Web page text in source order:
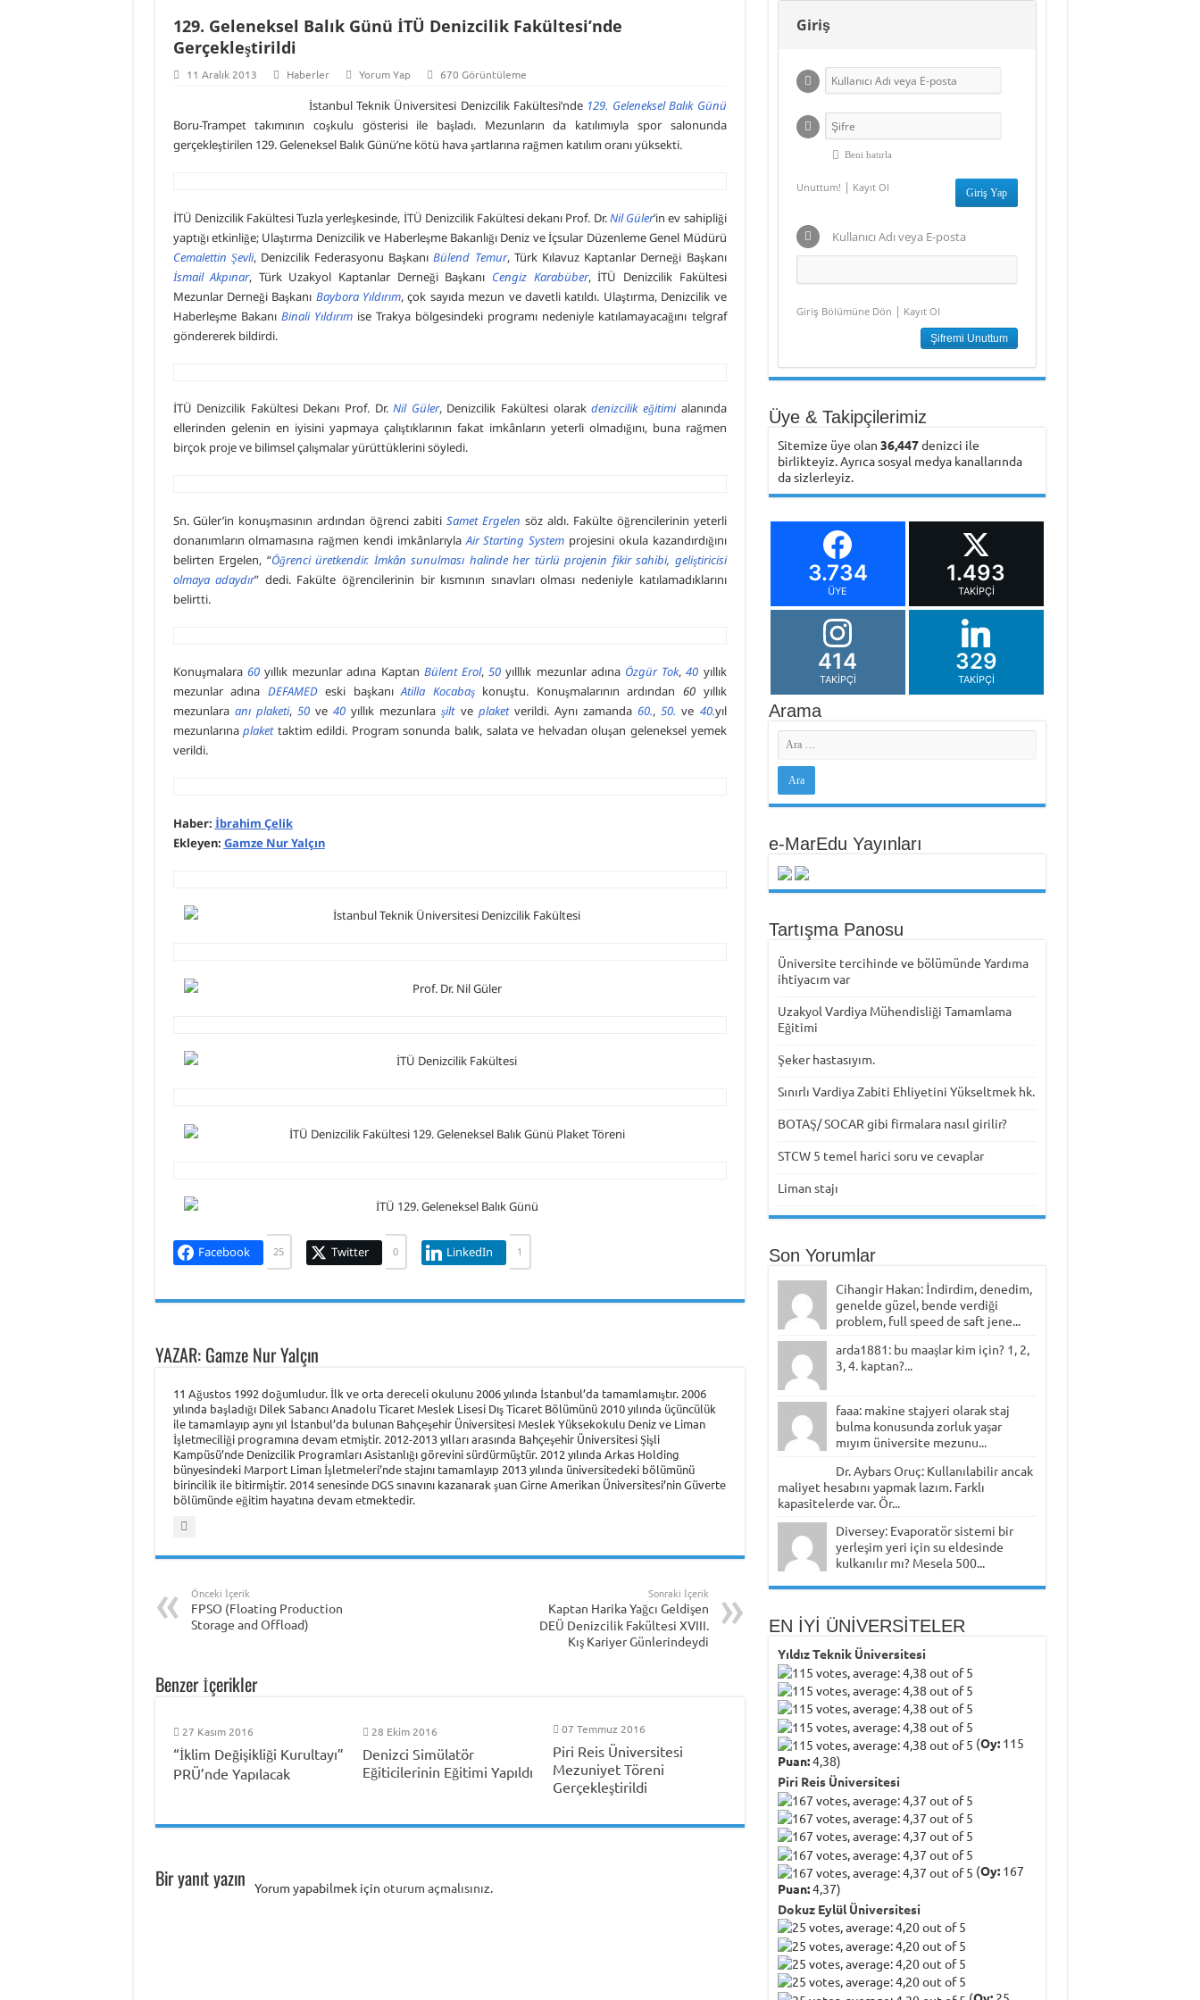
ve Akademik
Yaşam
Arsa Satışı
Öğrenci Yorumu
129. Geleneksel Balık Günü İTÜ Denizcilik Fakültesi’nde
Gerçekleştirildi
11 Aralık 2013 Haberler Yorum Yap 670 Görüntüleme
İstanbul Teknik Üniversitesi Denizcilik Fakültesi’nde 129. Geleneksel Balık Günü
Boru-Trampet takımının coşkulu gösterisi ile başladı. Mezunların da katılımıyla spor salonunda
gerçekleştirilen 129. Geleneksel Balık Günü’ne kötü hava şartlarına rağmen katılım oranı yüksekti.
İTÜ Denizcilik Fakültesi Tuzla yerleşkesinde, İTÜ Denizcilik Fakültesi dekanı Prof. Dr.Nil Güler’in ev sahipliği
yaptığı etkinliğe; Ulaştırma Denizcilik ve Haberleşme Bakanlığı Deniz ve İçsular Düzenleme Genel Müdürü
Cemalettin Şevli, Denizcilik Federasyonu BaşkanıBülend Temur, Türk Kılavuz Kaptanlar Derneği Başkanı
İsmail Akpınar, Türk Uzakyol Kaptanlar Derneği Başkanı Cengiz Karabüber, İTÜ Denizcilik Fakültesi
Mezunlar Derneği Başkanı Baybora Yıldırım, çok sayıda mezun ve davetli katıldı. Ulaştırma, Denizcilik ve
Haberleşme Bakanı Binali Yıldırımise Trakya bölgesindeki programı nedeniyle katılamayacağını telgraf
göndererek bildirdi.
İTÜ Denizcilik Fakültesi Dekanı Prof. Dr.Nil Güler, Denizcilik Fakültesi olarakdenizcilik eğitimialanında
ellerinden gelenin en iyisini yapmaya çalıştıklarının fakat imkânların yeterli olmadığını, buna rağmen
birçok proje ve bilimsel çalışmalar yürüttüklerini söyledi.
Sn. Güler’in konuşmasının ardından öğrenci zabiti Samet Ergelen söz aldı. Fakülte öğrencilerinin yeterli
donanımların olmamasına rağmen kendi imkânlarıyla Air Starting System projesini okula kazandırdığını
belirten Ergelen, “Öğrenci üretkendir. İmkân sunulması halinde her türlü projenin fikir sahibi, geliştiricisi
olmaya adaydır” dedi. Fakülte öğrencilerinin bir kısmının sınavları olması nedeniyle katılamadıklarını
belirtti.
Konuşmalara 60yıllık mezunlar adına Kaptan Bülent Erol,50 yılllık mezunlar adına Özgür Tok,40 yıllık
mezunlar adına DEFAMEDeski başkanıAtilla Kocabaşkonuştu. Konuşmalarının ardından 60yıllık
mezunlara anı plaketi, 50 ve40 yıllık mezunlaraşilt ve plaket verildi. Aynı zamanda60.,50.ve 40.yıl
mezunlarınaplaket taktim edildi. Program sonunda balık, salata ve helvadan oluşan geleneksel yemek
verildi.
Haber: İbrahim Çelik
Ekleyen: Gamze Nur Yalçın
Facebook 25 Twitter 0 LinkedIn 1
YAZAR: Gamze Nur Yalçın
11 Ağustos 1992 doğumludur. İlk ve orta dereceli okulunu 2006 yılında İstanbul’da tamamlamıştır. 2006
yılında başladığı Dilek Sabancı Anadolu Ticaret Meslek Lisesi Dış Ticaret Bölümünü 2010 yılında üçüncülük
ile tamamlayıp aynı yıl İstanbul’da bulunan Bahçeşehir Üniversitesi Meslek Yüksekokulu Deniz ve Liman
İşletmeciliği programına devam etmiştir. 2012-2013 yılları arasında Bahçeşehir Üniversitesi Şişli
Kampüsü’nde Denizcilik Programları Asistanlığı görevini sürdürmüştür. 2012 yılında Arkas Holding
bünyesindeki Marport Liman İşletmeleri’nde stajını tamamlayıp 2013 yılında üniversitedeki bölümünü
birincilik ile bitirmiştir. 2014 senesinde DGS sınavını kazanarak şuan Girne Amerikan Üniversitesi’nin Güverte
bölümünde eğitim hayatına devam etmektedir.
Önceki İçerik
FPSO (Floating Production
Storage and Offload)
Sonraki İçerik
Kaptan Harika Yağcı Geldişen
DEÜ Denizcilik Fakültesi XVIII.
Kış Kariyer Günlerindeydi
Benzer İçerikler
27 Kasım 2016
“İklim Değişikliği Kurultayı”
PRÜ’nde Yapılacak
28 Ekim 2016
Denizci Simülatör
Eğiticilerinin Eğitimi Yapıldı
07 Temmuz 2016
Piri Reis Üniversitesi
Mezuniyet Töreni
Gerçekleştirildi
Bir yanıt yazın Yorum yapabilmek için oturum açmalısınız.
Giriş
Beni hatırla
Unuttum! | Kayıt Ol
Kullanıcı Adı veya E-posta
Giriş Bölümüne Dön | Kayıt Ol
Üye & Takipçilerimiz
Sitemize üye olan 36,447denizci ile
birlikteyiz. Ayrıca sosyal medya kanallarında
da sizlerleyiz.
3.734
ÜYE
1.493
TAKIPÇI
414
TAKIPÇI
329
TAKIPÇI
Arama
e-MarEdu Yayınları
Tartışma Panosu
Üniversite tercihinde ve bölümünde Yardıma
ihtiyacım var
Uzakyol Vardiya Mühendisliği Tamamlama
Eğitimi
Şeker hastasıyım.
Sınırlı Vardiya Zabiti Ehliyetini Yükseltmek hk.
BOTAŞ/ SOCAR gibi firmalara nasıl girilir?
STCW 5 temel harici soru ve cevaplar
Liman stajı
Son Yorumlar
Cihangir Hakan: İndirdim, denedim,
genelde güzel, bende verdiği
problem, full speed de saft jene...
arda1881: bu maaşlar kim için? 1, 2,
3, 4. kaptan?...
faaa: makine stajyeri olarak staj
bulma konusunda zorluk yaşar
mıyım üniversite mezunu...
Dr. Aybars Oruç: Kullanılabilir ancak
maliyet hesabını yapmak lazım. Farklı
kapasitelerde var. Ör...
Diversey: Evaporatör sistemi bir
yerleşim yeri için su eldesinde
kulkanılır mı? Mesela 500...
EN İYİ ÜNİVERSİTELER
Yıldız Teknik Üniversitesi
(Oy:115
Puan:4,38)
Piri Reis Üniversitesi
(Oy:167
Puan:4,37)
Dokuz Eylül Üniversitesi